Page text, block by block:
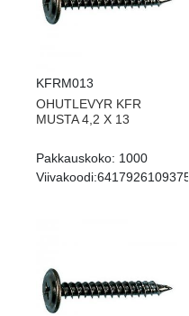
KFRM013
OHUTLEVYR KFR
MUSTA 4,2 X 13
Pakkauskoko: 1000
Viivakoodi:6417926109375